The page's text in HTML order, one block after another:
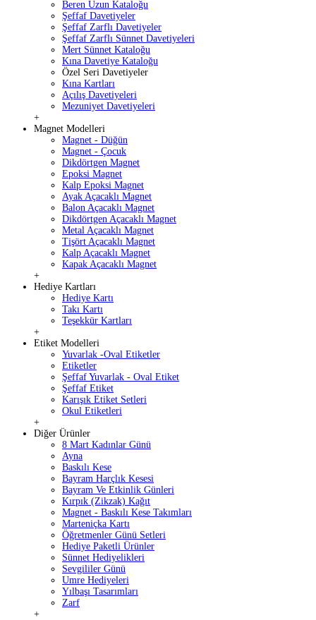
Beren Uzun Kataloğu
Şeffaf Davetiyeler
Şeffaf Zarflı Davetiyeler
Şeffaf Zarflı Sünnet Davetiyeleri
Mert Sünnet Kataloğu
Kına Davetiye Kataloğu
Özel Seri Davetiyeler
Kına Kartları
Açılış Davetiyeleri
Mezuniyet Davetiyeleri
+
Magnet Modelleri
Magnet - Düğün
Magnet - Çocuk
Dikdörtgen Magnet
Epoksi Magnet
Kalp Epoksi Magnet
Ayak Açacaklı Magnet
Balon Açacaklı Magnet
Dikdörtgen Açacaklı Magnet
Metal Açacaklı Magnet
Tişört Açacaklı Magnet
Kalp Açacaklı Magnet
Kapak Açacaklı Magnet
+
Hediye Kartları
Hediye Kartı
Takı Kartı
Teşekkür Kartları
+
Etiket Modelleri
Yuvarlak -Oval Etiketler
Etiketler
Şeffaf Yuvarlak - Oval Etiket
Şeffaf Etiket
Karışık Etiket Setleri
Okul Etiketleri
+
Diğer Ürünler
8 Mart Kadınlar Günü
Ayna
Baskılı Kese
Bayram Harçlık Kesesi
Bayram Ve Etkinlik Günleri
Kırpık (Zikzak) Kağıt
Magnet - Baskılı Kese Takımları
Marteniçka Kartı
Öğretmenler Günü Setleri
Hediye Paketli Ürünler
Sünnet Hediyelikleri
Sevgililer Günü
Umre Hediyeleri
Yılbaşı Tasarımları
Zarf
+